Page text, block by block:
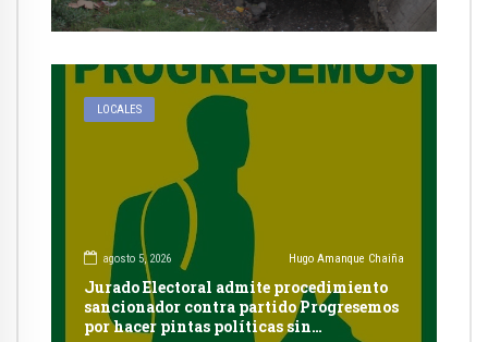
LOCALES
agosto 5, 2026 Hugo Amanque Chaiña
Jurado Electoral admite procedimiento
sancionador contra partido Progresemos
por hacer pintas políticas sin